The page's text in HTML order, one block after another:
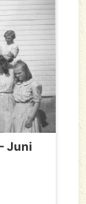
Juni